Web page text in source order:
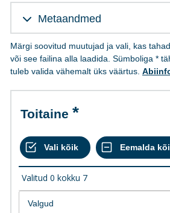
Metaandmed
Märgi soovitud muutujad ja vali, kas
või see failina alla laadida. Sümboliga *
tuleb valida vähemalt üks väärtus.
Toitaine
Valitud 0 kokku 7